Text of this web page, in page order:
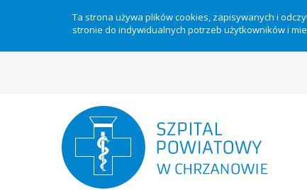
Ta strona używa plików cookies, zapisywanych i
stronie do indywidualnych potrzeb użytkowników i